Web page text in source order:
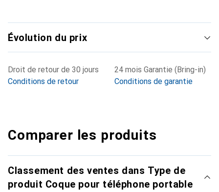
Évolution du prix
Droit de retour de 30 jours
Conditions de retour
24 mois Garantie (Bring-in)
Conditions de garantie
Comparer les produits
Classement des ventes dans Type de
produit Coque pour téléphone portable